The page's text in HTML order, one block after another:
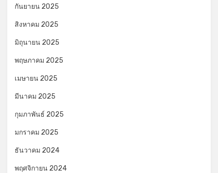
กันยายน 2025
สิงหาคม 2025
มิถุนายน 2025
พฤษภาคม 2025
เมษายน 2025
มีนาคม 2025
กุมภาพันธ์ 2025
มกราคม 2025
ธันวาคม 2024
พฤศจิกายน 2024